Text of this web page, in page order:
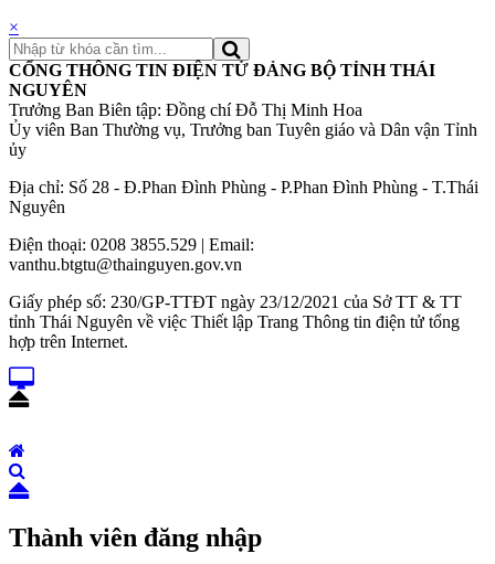
×
CỔNG THÔNG TIN ĐIỆN TỬ ĐẢNG BỘ TỈNH THÁI
NGUYÊN
Trưởng Ban Biên tập: Đồng chí Đỗ Thị Minh Hoa
Ủy viên Ban Thường vụ, Trưởng ban Tuyên giáo và Dân vận Tỉnh
ủy
Địa chỉ: Số 28 - Đ.Phan Đình Phùng - P.Phan Đình Phùng - T.Thái
Nguyên
Điện thoại: 0208 3855.529 | Email:
vanthu.btgtu@thainguyen.gov.vn
Giấy phép số: 230/GP-TTĐT ngày 23/12/2021 của Sở TT & TT
tỉnh Thái Nguyên về việc Thiết lập Trang Thông tin điện tử tổng
hợp trên Internet.
Thành viên đăng nhập